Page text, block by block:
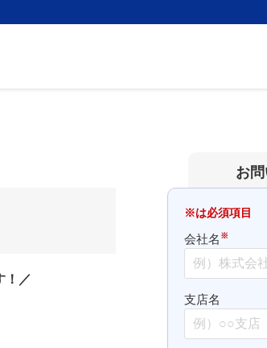
お
！／
※は必須項目
会社名 ※
支店名